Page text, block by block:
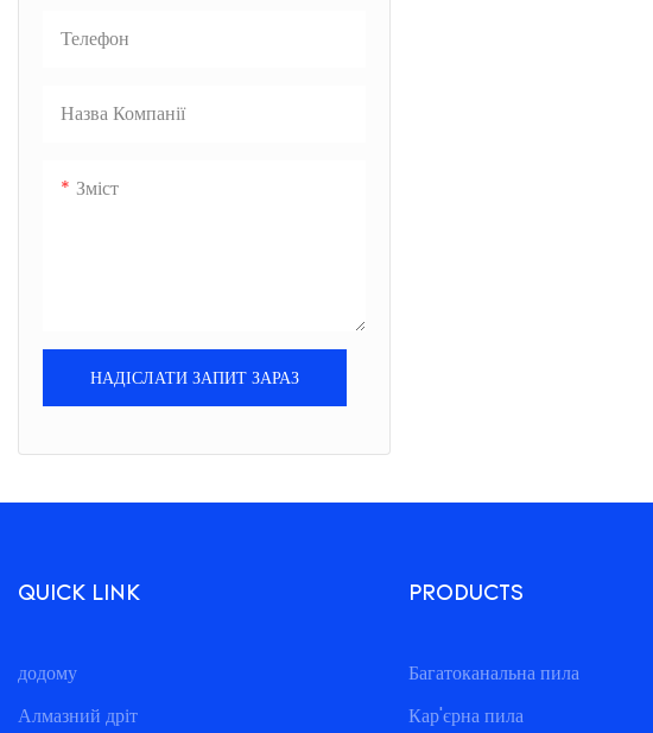
Телефон
Назва Компанії
Зміст
НАДІСЛАТИ ЗАПИТ ЗАРАЗ
QUICK LINK
додому
Алмазний дріт
PRODUCTS
Багатоканальна пила
Кар'єрна пила